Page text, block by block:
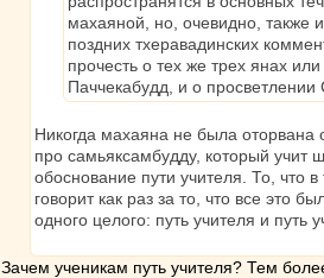
махаяной, но, очевидно, также
поздних тхеравадинских
прочесть о тех же трех янах
Паччекабудд, и о
Никогда махаяна не была оторвана
про самьяксамбудду, который учит
обоснование пути учителя. То, что
говорит как раз за то, что все это
одного целого: путь учителя и путь
Зачем ученикам путь учителя? Тем